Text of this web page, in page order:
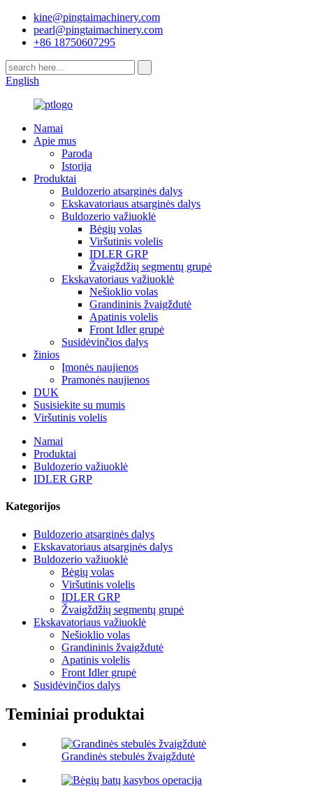
kine@pingtaimachinery.com
pearl@pingtaimachinery.com
+86 18750607295
English
Namai
Apie mus
Paroda
Istorija
Produktai
Buldozerio atsarginės dalys
Ekskavatoriaus atsarginės dalys
Buldozerio važiuoklė
Bėgių volas
Viršutinis volelis
IDLER GRP
Žvaigždžių segmentų grupė
Ekskavatoriaus važiuoklė
Nešioklio volas
Grandininis žvaigždutė
Apatinis volelis
Front Idler grupė
Susidėvinčios dalys
žinios
Įmonės naujienos
Pramonės naujienos
DUK
Susisiekite su mumis
Viršutinis volelis
Namai
Produktai
Buldozerio važiuoklė
IDLER GRP
Kategorijos
Buldozerio atsarginės dalys
Ekskavatoriaus atsarginės dalys
Buldozerio važiuoklė
Bėgių volas
Viršutinis volelis
IDLER GRP
Žvaigždžių segmentų grupė
Ekskavatoriaus važiuoklė
Nešioklio volas
Grandininis žvaigždutė
Apatinis volelis
Front Idler grupė
Susidėvinčios dalys
Teminiai produktai
Grandinės stebulės žvaigždutė